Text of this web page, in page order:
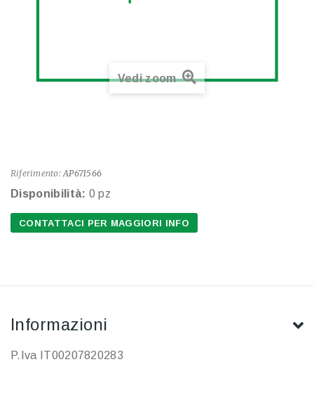
Vedi zoom
Riferimento: AP671566
Disponibilità: 0 pz
CONTATTACI PER MAGGIORI INFO
Informazioni
P.Iva IT00207820283